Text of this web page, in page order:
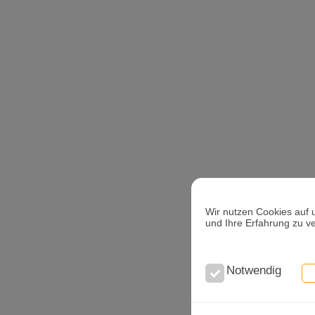
Wir nutzen Cookies auf
und Ihre Erfahrung zu
Notwendig